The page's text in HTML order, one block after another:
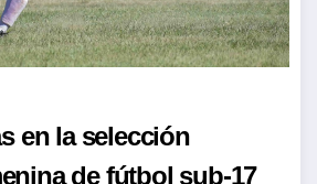
en la selección
de fútbol sub-17